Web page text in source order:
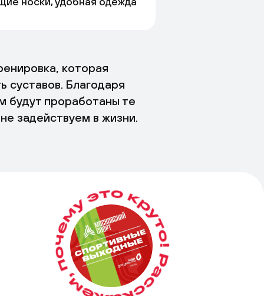
которая
суставов. Благодаря
будут проработаны те
задействуем в жизни.